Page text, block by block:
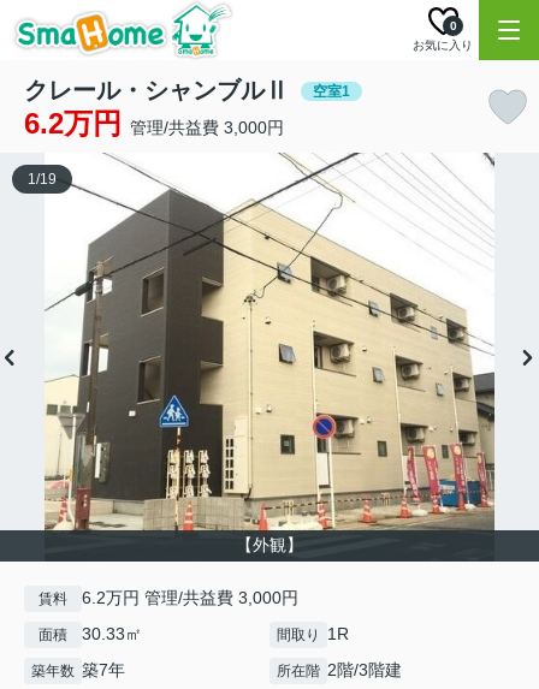
お気に入り
0
クレール・シャンブルⅡ 空室1
6.2万円 管理/共益費 3,000円
【外観】
1/19
賃料 6.2万円 管理/共益費 3,000円
面積 30.33㎡ 間取り 1R
築年数 築7年 所在階 2階/3階建